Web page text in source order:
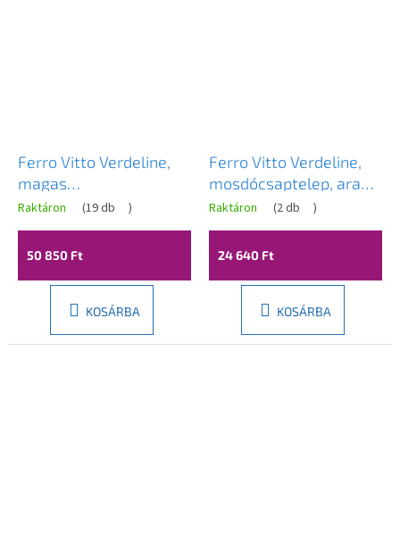
Ferro Vitto Verdeline,
magas
mosdócsaptelep,
fekete matt, BVI2LVLBL
Raktáron (19 db )
50 850 Ft
KOSÁRBA
Ferro Vitto Verdeline,
mosdócsaptelep, arany
fényes, BVI2VLG
Raktáron (2 db )
24 640 Ft
KOSÁRBA